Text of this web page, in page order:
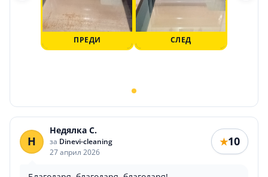
ПРЕДИ СЛЕД
Н
Недялка С.
за Dinevi-cleaning
27 април 2026
★10